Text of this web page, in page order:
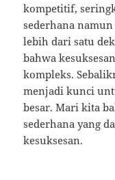
kompetitif,
sederhana
lebih dari satu
bahwa
kompleks.
menjadi kunci
besar. Mari kita
sederhana yang
kesuksesan.